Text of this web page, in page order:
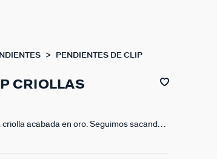
PENDIENTES DE CLIP
CRIOLLAS
acabada en oro. Seguimos sacando
de clip y este modelo es de lo más